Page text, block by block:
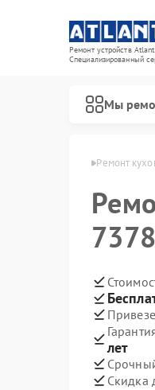
Ремонт устройств Atlant
Специализированный
Мы
Atlant в Сургуте Ремонт
лет
Скидка